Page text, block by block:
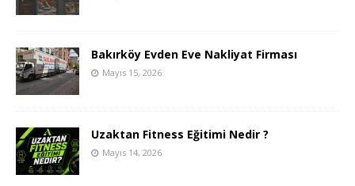
Bakırköy Evden Eve Nakliyat Firması
Mayıs 15, 2026
Uzaktan Fitness Eğitimi Nedir ?
Mayıs 14, 2026